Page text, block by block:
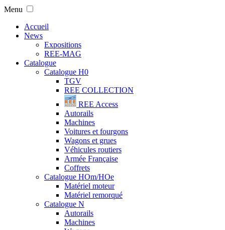
Menu
Accueil
News
Expositions
REE-MAG
Catalogue
Catalogue H0
TGV
REE COLLECTION
REE Access
Autorails
Machines
Voitures et fourgons
Wagons et grues
Véhicules routiers
Armée Française
Coffrets
Catalogue HOm/HOe
Matériel moteur
Matériel remorqué
Catalogue N
Autorails
Machines